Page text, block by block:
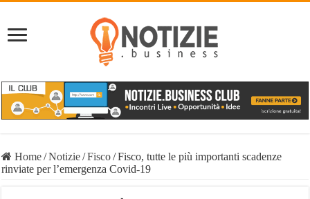
Home/Notizie/Fisco/Fisco, tutte le più importanti scadenze
rinviate per l’emergenza Covid-19